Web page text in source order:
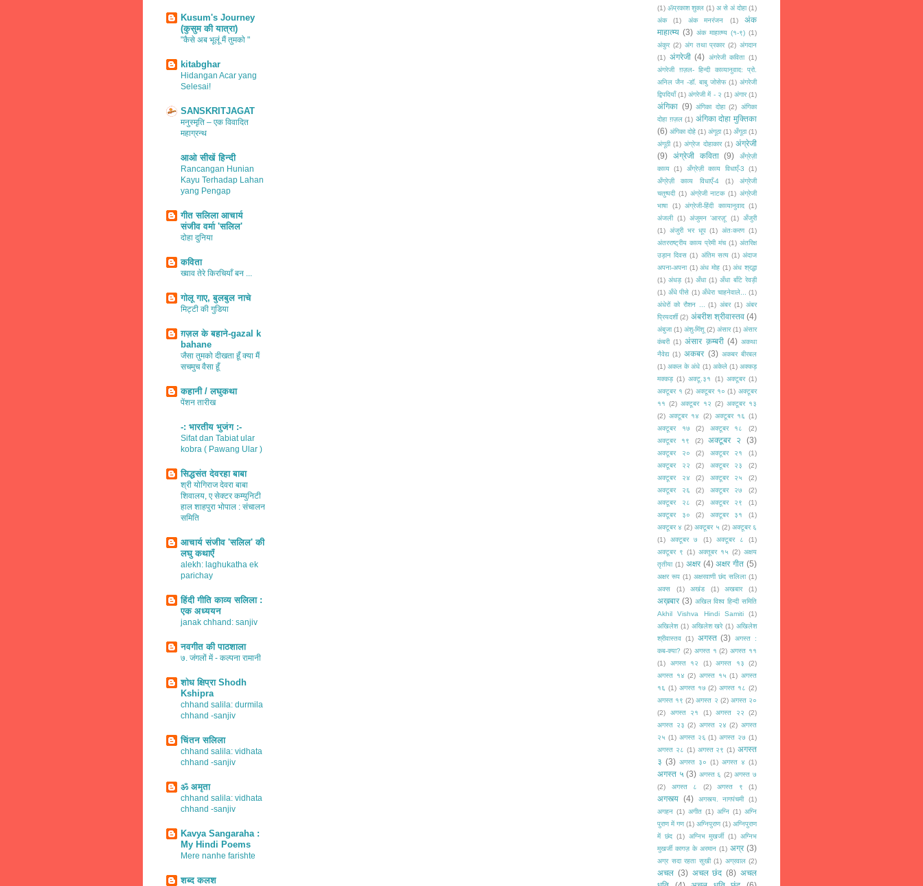
Kusum's Journey
(कुसुम की यात्रा)
"कैसे अब भूलूं मैं तुमको "
kitabghar
Hidangan Acar yang
Selesai!
SANSKRITJAGAT
मनुस्मृति – एक विवादित
महाग्रन्थ
आओ सीखें हिन्दी
Rancangan Hunian
Kayu Terhadap Lahan
yang Pengap
गीत सलिला आचार्य
संजीव वर्मा 'सलिल'
दोहा दुनिया
कविता
ख्वाव तेरे किरचियाँ बन ...
गोलू गाए, बुलबुल नाचे
मिट्टी की गुडिया
ग़ज़ल के बहाने-gazal k
bahane
जैसा तुमको दीखता हूँ क्या मैं
सचमुच वैसा हूँ
कहानी / लघुकथा
पेंशन तारीख
-: भारतीय भुजंग :-
Sifat dan Tabiat ular
kobra ( Pawang Ular )
सिद्धसंत देवरहा बाबा
श्री योगिराज देवरा बाबा
शिवालय, ए सेक्टर कम्युनिटी
हाल शाहपुरा भोपाल : संचालन
समिति
आचार्य संजीव 'सलिल' की
लघु कथाएँ
alekh: laghukatha ek
parichay
हिंदी गीति काव्य सलिला :
एक अध्ययन
janak chhand: sanjiv
नवगीत की पाठशाला
७. जंगलों में - कल्पना रामानी
शोध क्षिप्रा Shodh
Kshipra
chhand salila: durmila
chhand -sanjiv
चिंतन सलिला
chhand salila: vidhata
chhand -sanjiv
ॐ अमृता
chhand salila: vidhata
chhand -sanjiv
Kavya Sangaraha :
My Hindi Poems
Mere nanhe farishte
शब्द कलश
(1) ॐप्रकाश शुक्ल (1) अ से अं दोहा (1)
अंक
(1) अंक मनरंजन (1)
अंक
माहात्म्य (3) अंक माहात्म्य (१-९) (1)
अंकुर (2) अंग तथा प्रकार (2) अंगदान
(1) अंगरेजी (4) अंगरेजी कविता (1)
अंगरेजी ग़ज़ल- हिन्दी काव्यानुवाद: प्रो.
अनिल जैन -डॉ. बाबु जोसेफ (1) अंगरेजी
द्विपदियाँ (1) अंगरेजी में - २ (1) अंगार (1)
अंगिका (9) अंगिका दोहा (2) अंगिका
दोहा ग़ज़ल (1) अंगिका दोहा मुक्तिका
(6) अंगिका दोहे (1) अंगूठा (1) अँगूठा (1)
अंगूठी (1) अंग्रेज दोहाकार (1) अंग्रेजी
(9)
अंग्रेजी कविता (9)
अँग्रेज़ी
काव्य (1) अँग्रेज़ी काव्य विधाएँ-3
(1)
अँग्रेज़ी काव्य विधाएँ-4
(1)
अंग्रेजी
चतुष्पदी (1) अंग्रेजी नाटक (1) अंग्रेजी
भाषा
(1) अंग्रेजी-हिंदी काव्यानुवाद (1)
अंजली (1) अंजुमन 'आरज़ू' (1) अँजुरी
(1) अंजुरी भर धूप (1) अंतःकरण (1)
अंतरराष्ट्रीय काव्य प्रेमी मंच (1) अंतरिक्ष
उड़ान दिवस (1) अंतिम सत्य (1) अंदाज
अपना-अपना (1) अंध मोह (1) अंध श्रद्धा
(1) अंधड़ (1) अँधा (1) अँधा बाँटे रेवड़ी
(1) अँधे पीसे (1) अँधेरा चाहनेवाले...
(1)
अंधेरों को रौशन ...
(1) अंबर (1) अंबर
प्रियदर्शी (2) अंबरीश श्रीवास्तव (4)
अंबुजा (1) अंशु-मिंशू (2) अंसार (1) अंसार
कंबरी (1) अंसार क़म्बरी (4) अकथा
नैवेद्य (1) अकबर (3) अकबर बीरबल
(1) अकल के अंधे (1) अकेले (1) अक्कड़
मक्कड़ (1) अक्टू.३१ (1) अक्टूबर (1)
अक्टूबर १ (2) अक्टूबर १० (1) अक्टूबर
११ (2) अक्टूबर १२ (2) अक्टूबर १३
(2) अक्टूबर १४ (2) अक्टूबर १६ (1)
अक्टूबर १७
(2) अक्टूबर १८
(2)
अक्टूबर १९
(2) अक्टूबर २ (3)
अक्टूबर २० (2) अक्टूबर २१
(1)
अक्टूबर २२
(2) अक्टूबर २३
(2)
अक्टूबर २४
(2) अक्टूबर २५
(2)
अक्टूबर २६
(2) अक्टूबर २७
(2)
अक्टूबर २८
(2) अक्टूबर २९
(1)
अक्टूबर ३०
(2) अक्टूबर ३१
(1)
अक्टूबर ४ (2) अक्टूबर ५ (2) अक्टूबर ६
(1)
अक्टूबर ७ (1) अक्टूबर ८
(1)
अक्टूबर ९ (1) अक्तूबर १५ (2) अक्षय
तृतीया (1) अक्षर (4) अक्षर गीत (5)
अक्षर रूप (1) अक्षरवाणी छंद सलिला (1)
अक्स
(1) अखंड (1) अखबार (1)
अख़बार (3) अखिल विश्व हिन्दी समिति
Akhil Vishva Hindi Samiti
(1)
अखिलेश (1) अखिलेश खरे (1) अखिलेश
श्रीवास्तव (1) अगस्त (3) अगस्त :
कब-क्या? (2) अगस्त १ (2) अगस्त ११
(1)
अगस्त १२ (1) अगस्त १३
(2)
अगस्त १४ (2) अगस्त १५ (1) अगस्त
१६ (1) अगस्त १७ (2) अगस्त १८ (2)
अगस्त १९ (2) अगस्त २ (2) अगस्त २०
(2)
अगस्त २१ (1) अगस्त २२
(2)
अगस्त २३ (2) अगस्त २४ (2) अगस्त
२५ (1) अगस्त २६ (1) अगस्त २७ (1)
अगस्त २८ (1) अगस्त २९ (1) अगस्त
३ (3) अगस्त ३० (1) अगस्त ४ (1)
अगस्त ५ (3) अगस्त ६ (2) अगस्त ७
(2)
अगस्त ८ (2) अगस्त ९ (1)
अगस्त्य (4) अगस्त्य. नागपंचमी
(1)
अगहन (1) अगीत (1) अग्नि (1) अग्नि
पुराण में गण (1) अग्निपुराण (1) अग्निपुराण
में छंद (1) अग्निभ मुखर्जी (1) अग्निभ
मुखर्जी कागज़ के अरमान (1) अग्र (3)
अग्र सदा रहता सुखी (1) अग्रवाल (2)
अचल (3) अचल छंद (8) अचल